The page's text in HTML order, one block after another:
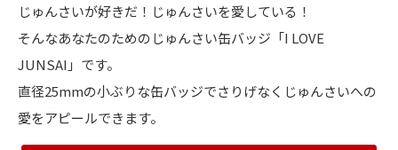
じゅんさいが好きだ！じゅんさいを愛している！
そんなあなたのためのじゅんさい缶バッジ「I LOVE
JUNSAI」です。
直径25mmの小ぶりな缶バッジでさりげなくじゅんさいへの
愛をアピールできます。